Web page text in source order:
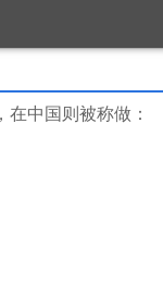
在中国则被称做：